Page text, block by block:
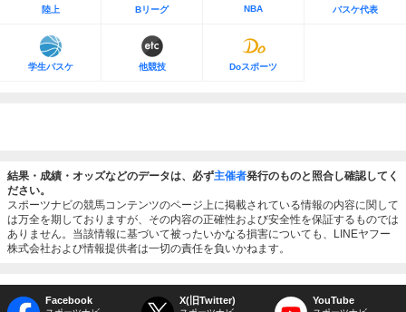
陸上 Bリーグ NBA バスケ代表
学生バスケ 他競技 Doスポーツ
結果・成績・オッズなどのデータは、必ず主催者発行のものと照合し確認してく
ださい。
スポーツナビの競馬コンテンツのページ上に掲載されている情報の内容に関して
は万全を期しておりますが、その内容の正確性および安全性を保証するものでは
ありません。当該情報に基づいて被ったいかなる損害についても、LINEヤフー
株式会社および情報提供者は一切の責任を負いかねます。
Facebook X(旧Twitter) YouTube